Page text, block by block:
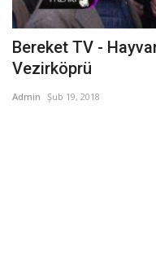
Bereket TV -
Vezirköprü
Admin Şub 19, 2018